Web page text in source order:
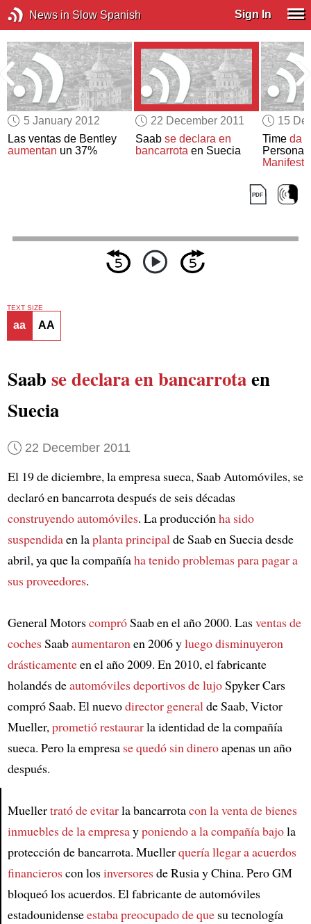
News in Slow Spanish Sign In
5 January 2012
Las ventas de Bentley
aumentan un 37%
22 December 2011
Saab se declara en
bancarrotaen Suecia
15
Time da
Persona
Article
TEXT SIZE
aa AA
Saab se declara en bancarrotaen
Suecia
22 December 2011
El 19 de diciembre, la empresa sueca, Saab Automóviles, se
declaró en bancarrota después de seis décadas
construyendo automóviles. La producciónha sido
suspendidaen laplanta principalde Saab en Suecia desde
abril, ya que la compañíaha tenido problemaspara pagar a
sus proveedores.
General MotorscompróSaab en el año 2000. Lasventas de
cochesSaabaumentaronen 2006 yluego disminuyeron
drásticamenteen el año 2009. En 2010, el fabricante
holandés deautomóviles deportivos de lujoSpyker Cars
compró Saab. El nuevodirector generalde Saab, Victor
Mueller,prometió restaurarla identidad de la compañía
sueca. Pero la empresa se quedó sin dineroapenas un año
después.
Muellertrató de evitarla bancarrotacon la venta de bienes
inmuebles de la empresayponiendo a la compañía bajola
protección de bancarrota. Muellerquería llegar a acuerdos
financieroscon losinversoresde Rusia y China. Pero GM
bloqueó los acuerdos. El fabricante de automóviles
estadounidenseestaba preocupado de quesu tecnología